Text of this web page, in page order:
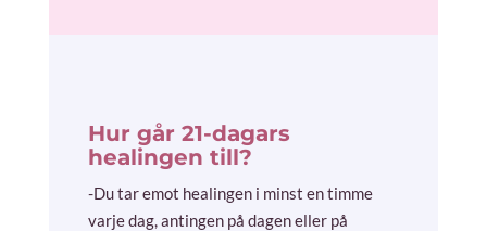
Hur går 21-dagars
healingen till?
-Du tar emot healingen i minst en timme
varje dag, antingen på dagen eller på